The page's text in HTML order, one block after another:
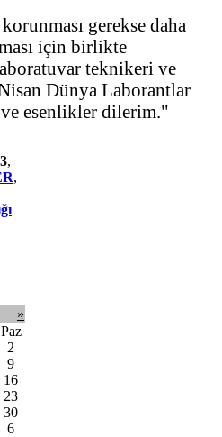
gerekse daha
için birlikte
teknikeri ve
Dünya Laborantlar
esenlikler dilerim."
,
,
»
Paz
2
9
16
23
30
6